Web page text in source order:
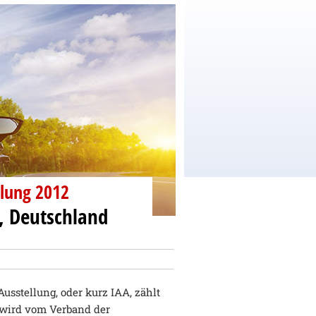
2012
Deutschland
oder kurz IAA, zählt
vom Verband der